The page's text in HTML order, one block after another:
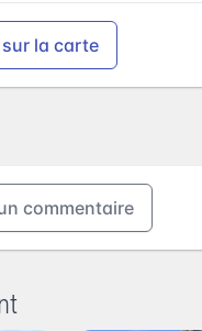
la carte
commentaire